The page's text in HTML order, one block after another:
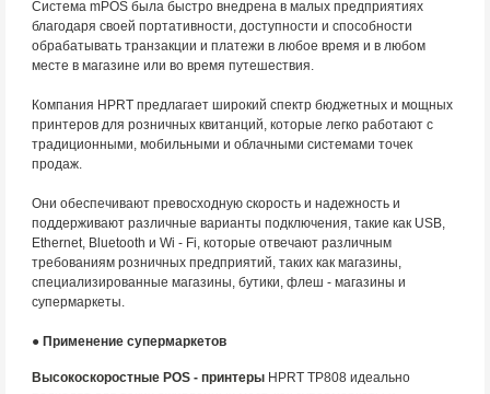
Система mPOS была быстро внедрена в малых предприятиях
благодаря своей портативности, доступности и способности
обрабатывать транзакции и платежи в любое время и в любом
месте в магазине или во время путешествия.
Компания HPRT предлагает широкий спектр бюджетных и мощных
принтеров для розничных квитанций, которые легко работают с
традиционными, мобильными и облачными системами точек
продаж.
Они обеспечивают превосходную скорость и надежность и
поддерживают различные варианты подключения, такие как USB,
Ethernet, Bluetooth и Wi - Fi, которые отвечают различным
требованиям розничных предприятий, таких как магазины,
специализированные магазины, бутики, флеш - магазины и
супермаркеты.
● Применение супермаркетов
Высокоскоростные POS - принтеры HPRT TP808 идеально